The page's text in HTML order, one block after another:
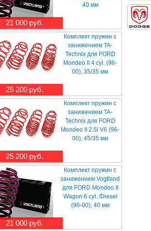
21 000 руб.
40 мм
25 200 руб.
Комплект пружин с
занижением TA-
Technix для FORD
Mondeo II 4 cyl. (96-
00), 35/35 мм
25 200 руб.
Комплект пружин с
занижением TA-
Technix для FORD
Mondeo II 2.5l V6 (96-
00), 45/35 мм
21 000 руб.
Комплект пружин с
занижением Vogtland
для FORD Mondeo II
Wagon 6 cyl. /Diesel
(96-00), 40 мм